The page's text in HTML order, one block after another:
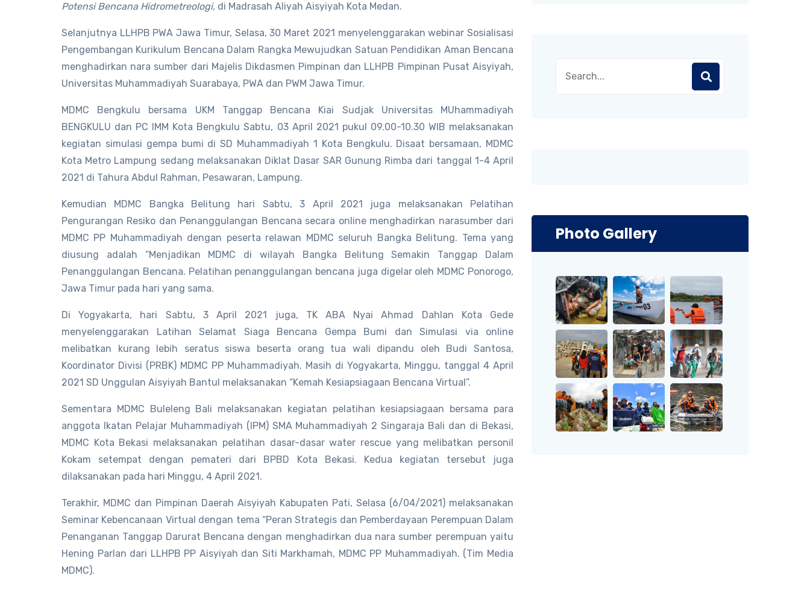
Potensi Bencana Hidrometreologi, di Madrasah Aliyah Aisyiyah Kota Medan.
Selanjutnya LLHPB PWA Jawa Timur, Selasa, 30 Maret 2021 menyelenggarakan webinar Sosialisasi
Pengembangan Kurikulum Bencana Dalam Rangka Mewujudkan Satuan Pendidikan Aman Bencana
menghadirkan nara sumber dari Majelis Dikdasmen Pimpinan dan LLHPB Pimpinan Pusat Aisyiyah,
Universitas Muhammadiyah Suarabaya, PWA dan PWM Jawa Timur.
MDMC Bengkulu bersama UKM Tanggap Bencana Kiai Sudjak Universitas MUhammadiyah
BENGKULU dan PC IMM Kota Bengkulu Sabtu, 03 April 2021 pukul 09.00-10.30 WIB melaksanakan
kegiatan simulasi gempa bumi di SD Muhammadiyah 1 Kota Bengkulu. Disaat bersamaan, MDMC
Kota Metro Lampung sedang melaksanakan Diklat Dasar SAR Gunung Rimba dari tanggal 1-4 April
2021 di Tahura Abdul Rahman, Pesawaran, Lampung.
Kemudian MDMC Bangka Belitung hari Sabtu, 3 April 2021 juga melaksanakan Pelatihan
Pengurangan Resiko dan Penanggulangan Bencana secara online menghadirkan narasumber dari
MDMC PP Muhammadiyah dengan peserta relawan MDMC seluruh Bangka Belitung. Tema yang
diusung adalah “Menjadikan MDMC di wilayah Bangka Belitung Semakin Tanggap Dalam
Penanggulangan Bencana. Pelatihan penanggulangan bencana juga digelar oleh MDMC Ponorogo,
Jawa Timur pada hari yang sama.
Di Yogyakarta, hari Sabtu, 3 April 2021 juga, TK ABA Nyai Ahmad Dahlan Kota Gede
menyelenggarakan Latihan Selamat Siaga Bencana Gempa Bumi dan Simulasi via online
melibatkan kurang lebih seratus siswa beserta orang tua wali dipandu oleh Budi Santosa,
Koordinator Divisi (PRBK) MDMC PP Muhammadiyah. Masih di Yogyakarta, Minggu, tanggal 4 April
2021 SD Unggulan Aisyiyah Bantul melaksanakan “Kemah Kesiapsiagaan Bencana Virtual”.
Sementara MDMC Buleleng Bali melaksanakan kegiatan pelatihan kesiapsiagaan bersama para
anggota Ikatan Pelajar Muhammadiyah (IPM) SMA Muhammadiyah 2 Singaraja Bali dan di Bekasi,
MDMC Kota Bekasi melaksanakan pelatihan dasar-dasar water rescue yang melibatkan personil
Kokam setempat dengan pemateri dari BPBD Kota Bekasi. Kedua kegiatan tersebut juga
dilaksanakan pada hari Minggu, 4 April 2021.
Terakhir, MDMC dan Pimpinan Daerah Aisyiyah Kabupaten Pati, Selasa (6/04/2021) melaksanakan
Seminar Kebencanaan Virtual dengan tema “Peran Strategis dan Pemberdayaan Perempuan Dalam
Penanganan Tanggap Darurat Bencana dengan menghadirkan dua nara sumber perempuan yaitu
Hening Parlan dari LLHPB PP Aisyiyah dan Siti Markhamah, MDMC PP Muhammadiyah. (Tim Media
MDMC).
Photo Gallery